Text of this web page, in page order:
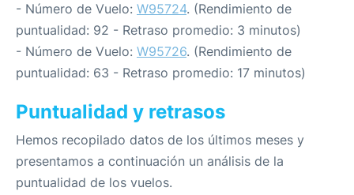
- Número de Vuelo: W95724. (Rendimiento de
puntualidad: 92 - Retraso promedio: 3 minutos)
- Número de Vuelo: W95726. (Rendimiento de
puntualidad: 63 - Retraso promedio: 17 minutos)
Puntualidad y retrasos
Hemos recopilado datos de los últimos meses y
presentamos a continuación un análisis de la
puntualidad de los vuelos.